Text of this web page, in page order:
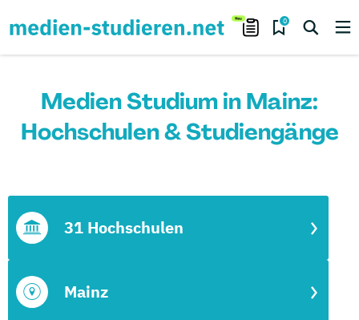
0
Medien Studium in Mainz:
Hochschulen & Studiengänge
Mainz
31 Hochschulen